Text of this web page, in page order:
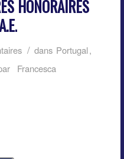
HONORAIRES
/ dans Portugal,
Francesca